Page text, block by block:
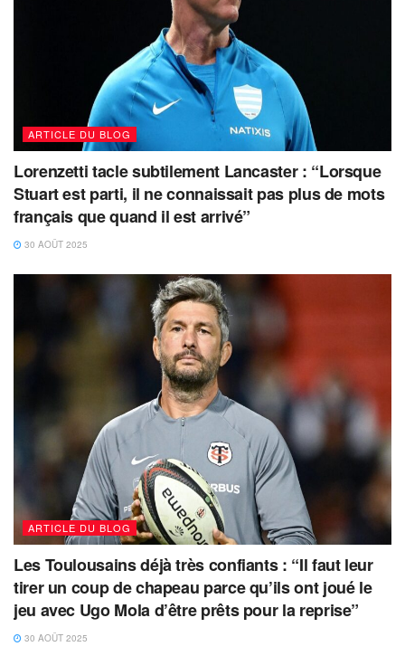
ARTICLE DU BLOG
Lorenzetti tacle subtilement Lancaster : “Lorsque
Stuart est parti, il ne connaissait pas plus de mots
français que quand il est arrivé”
30 AOÛT 2025
ARTICLE DU BLOG
Les Toulousains déjà très confiants : “Il faut leur
tirer un coup de chapeau parce qu’ils ont joué le
jeu avec Ugo Mola d’être prêts pour la reprise”
30 AOÛT 2025